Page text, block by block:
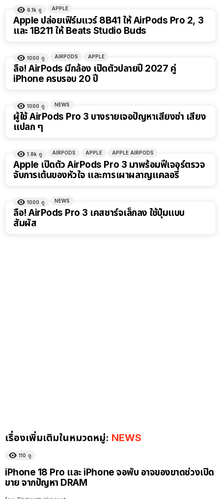
6.1k ดู APPLE
Apple ปล่อยเฟิร์มแวร์ 8B41 ให้ AirPods Pro 2, 3
และ 1B211 ให้ Beats Studio Buds
1000 ดู AIRPODS APPLE
ลือ! AirPods มีกล้อง เปิดตัวปลายปี 2027 คู่
iPhone ครบรอบ 20 ปี
1000 ดู NEWS
ผู้ใช้ AirPods Pro 3 บางรายเจอปัญหาเสียงซ่า เสียง
แปลก ๆ
1.8k ดู AIRPODS APPLE APPLE AIRPODS
Apple เปิดตัว AirPods Pro 3 มาพร้อมฟีเจอร์ตรวจ
จับการเต้นของหัวใจ และการเผาผลาญแคลอรี่
1000 ดู NEWS
ลือ! AirPods Pro 3 เคสชาร์จเล็กลง ใช้ปุ่มแบบ
สัมผัส
เรื่องเพิ่มเติมในหมวดหมู่: NEWS
110 ดู
iPhone 18 Pro และ iPhone จอพับ อาจของขาดช่วงเปิด
ขาย จากปัญหา DRAM